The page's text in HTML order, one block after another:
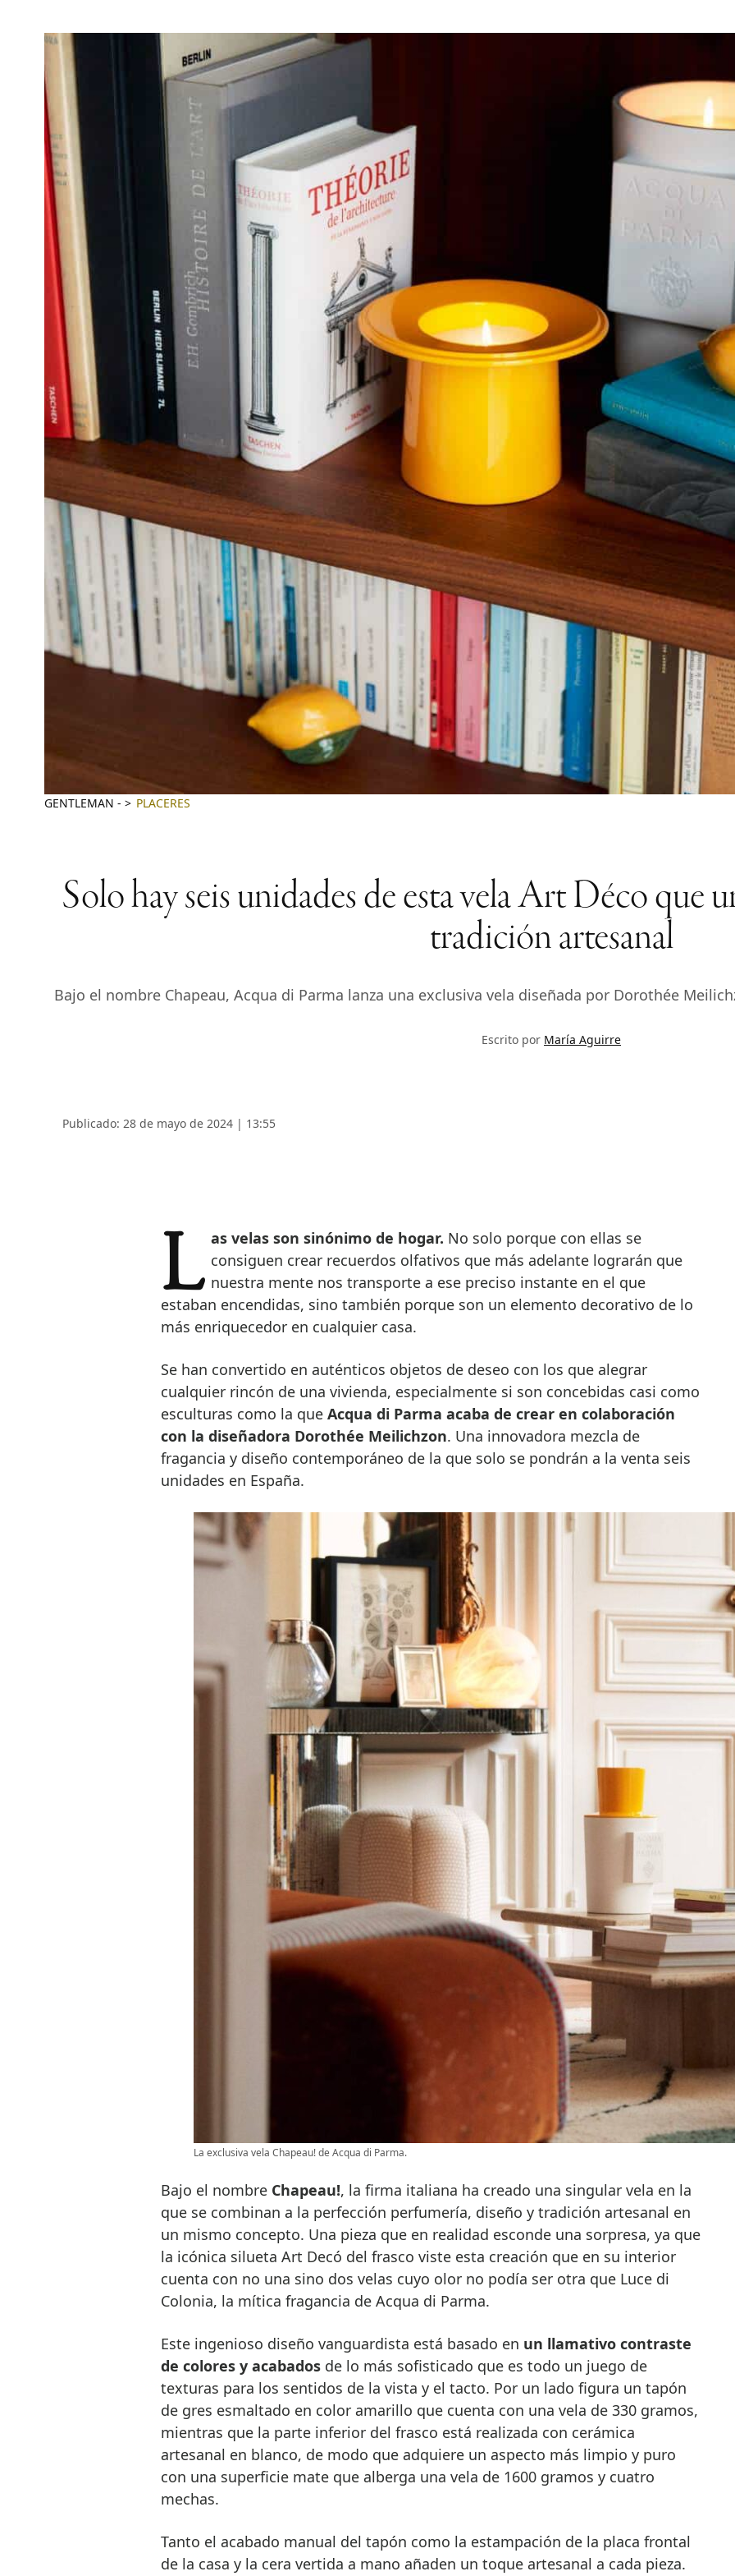
GENTLEMAN - PLACERES
Solo hay seis unidades de esta vela Art Déco que
tradición artesanal
Bajo el nombre Chapeau, Acqua di Parma lanza una exclusiva vela diseñada por Dorothée
Escrito por María Aguirre
Publicado: 28 de mayo de 2024 | 13:55
Las velas son sinónimo de hogar. No solo porque con ellas se
consiguen crear recuerdos olfativos que más adelante lograrán que
nuestra mente nos transporte a ese preciso instante en el que
estaban encendidas, sino también porque son un elemento decorativo de lo
más enriquecedor en cualquier casa.
Se han convertido en auténticos objetos de deseo con los que alegrar
cualquier rincón de una vivienda, especialmente si son concebidas casi como
esculturas como la que Acqua di Parma acaba de crear en colaboración
con la diseñadora Dorothée Meilichzon. Una innovadora mezcla de
fragancia y diseño contemporáneo de la que solo se pondrán a la venta seis
unidades en España.
La exclusiva vela Chapeau! de Acqua di Parma.
Bajo el nombre Chapeau!, la firma italiana ha creado una singular vela en la
que se combinan a la perfección perfumería, diseño y tradición artesanal en
un mismo concepto. Una pieza que en realidad esconde una sorpresa, ya que
la icónica silueta Art Decó del frasco viste esta creación que en su interior
cuenta con no una sino dos velas cuyo olor no podía ser otra que Luce di
Colonia, la mítica fragancia de Acqua di Parma.
Este ingenioso diseño vanguardista está basado en un llamativo contraste
de colores y acabadosde lo más sofisticado que es todo un juego de
texturas para los sentidos de la vista y el tacto. Por un lado figura un tapón
de gres esmaltado en color amarillo que cuenta con una vela de 330 gramos,
mientras que la parte inferior del frasco está realizada con cerámica
artesanal en blanco, de modo que adquiere un aspecto más limpio y puro
con una superficie mate que alberga una vela de 1600 gramos y cuatro
mechas.
Tanto el acabado manual del tapón como la estampación de la placa frontal
de la casa y la cera vertida a mano añaden un toque artesanal a cada pieza.